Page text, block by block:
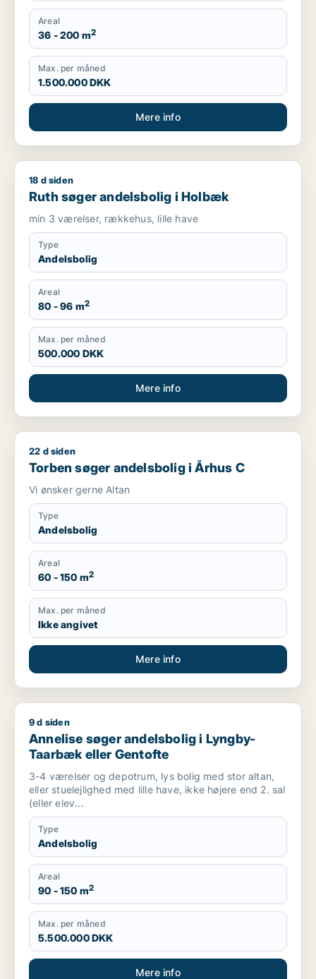
Areal
36 - 200 m2
Max. per måned
1.500.000 DKK
Mere info
Ruth søger andelsbolig i Holbæk
18 d siden
Ruth søger andelsbolig i Holbæk
min 3 værelser, rækkehus, lille have
Type
Andelsbolig
Areal
80 - 96 m2
Max. per måned
500.000 DKK
Mere info
Torben søger andelsbolig i Århus C
22 d siden
Torben søger andelsbolig i Århus C
Vi ønsker gerne Altan
Type
Andelsbolig
Areal
60 - 150 m2
Max. per måned
Ikke angivet
Mere info
Annelise søger andelsbolig i Lyngby-Taarbæk eller Gentofte
9 d siden
Annelise søger andelsbolig i Lyngby-
Taarbæk eller Gentofte
3-4 værelser og depotrum, lys bolig med stor altan,
eller stuelejlighed med lille have, ikke højere end 2. sal
(eller elev...
Type
Andelsbolig
Areal
90 - 150 m2
Max. per måned
5.500.000 DKK
Mere info